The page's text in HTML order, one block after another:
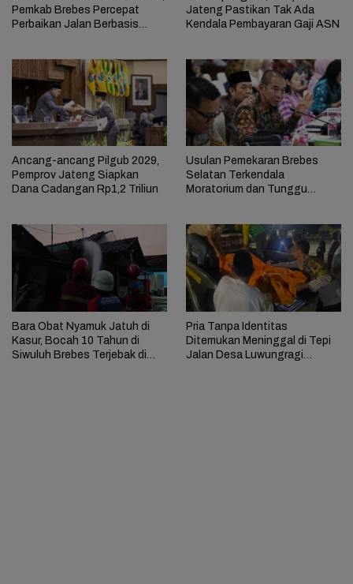
Pemkab Brebes Percepat
Perbaikan Jalan Berbasis
Jateng Pastikan Tak Ada
Kendala Pembayaran Gaji ASN
Ancang-ancang Pilgub 2029,
Pemprov Jateng Siapkan
Dana Cadangan Rp1,2 Triliun
Usulan Pemekaran Brebes
Selatan Terkendala
Moratorium dan Tunggu
Bara Obat Nyamuk Jatuh di
Kasur, Bocah 10 Tahun di
Siwuluh Brebes Terjebak di
Pria Tanpa Identitas
Ditemukan Meninggal di Tepi
Jalan Desa Luwungragi